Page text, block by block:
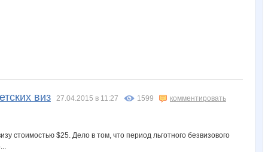
виз 27.04.2015 в 11:27 1599 комментировать
стоимостью $25. Дело в том, что период льготного безвизового